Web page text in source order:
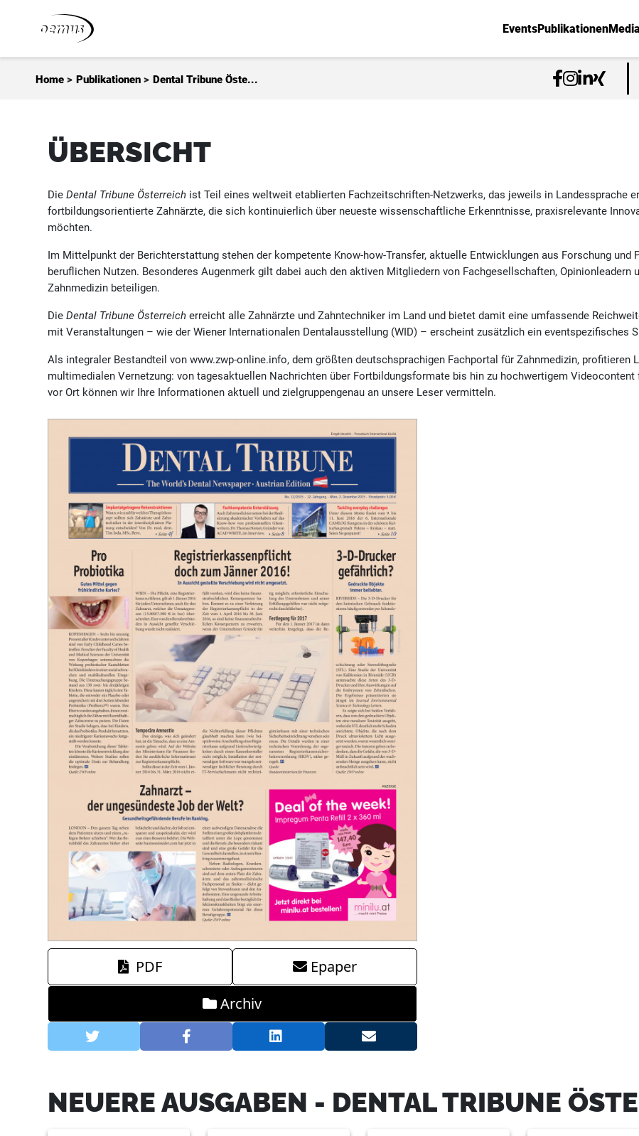
EventsPublikationen
Home > Publikationen > Dental Tribune Öste...
ÜBERSICHT
DieDental Tribune Österreich ist Teil eines weltweit etablierten Fachzeitschriften-Netzwerks, das jeweils in Landessprache
fortbildungsorientierte Zahnärzte, die sich kontinuierlich über neueste wissenschaftliche Erkenntnisse, praxisrelevante
möchten.
Im Mittelpunkt der Berichterstattung stehen der kompetente Know-how-Transfer, aktuelle Entwicklungen aus Forschung
beruflichen Nutzen. Besonderes Augenmerk gilt dabei auch den aktiven Mitgliedern von Fachgesellschaften,
Zahnmedizin beteiligen.
DieDental Tribune Österreich erreicht alle Zahnärzte und Zahntechniker im Land und bietet damit eine umfassende
mit Veranstaltungen – wie der Wiener Internationalen Dentalausstellung (WID) – erscheint zusätzlich ein eventspezifisches
Als integraler Bestandteil von www.zwp-online.info, dem größten deutschsprachigen Fachportal für Zahnmedizin, profitieren
multimedialen Vernetzung: von tagesaktuellen Nachrichten über Fortbildungsformate bis hin zu hochwertigem
vor Ort können wir Ihre Informationen aktuell und zielgruppengenau an unsere Leser vermitteln.
PDF
Epaper
Archiv
NEUERE AUSGABEN - DENTAL TRIBUNE